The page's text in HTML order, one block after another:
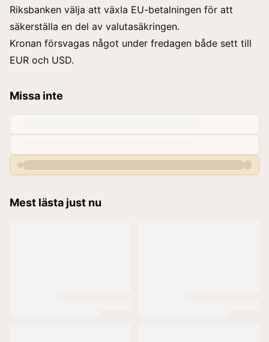
Riksbanken välja att växla EU-betalningen för att
säkerställa en del av valutasäkringen.
Kronan försvagas något under fredagen både sett till
EUR och USD.
Missa inte
Mest lästa just nu